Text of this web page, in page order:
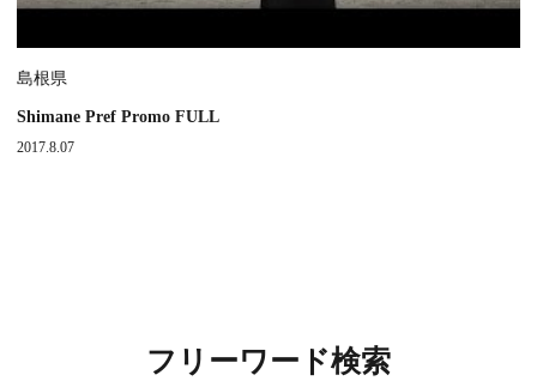
島根県
Shimane Pref Promo FULL
2017.8.07
フリーワード検索